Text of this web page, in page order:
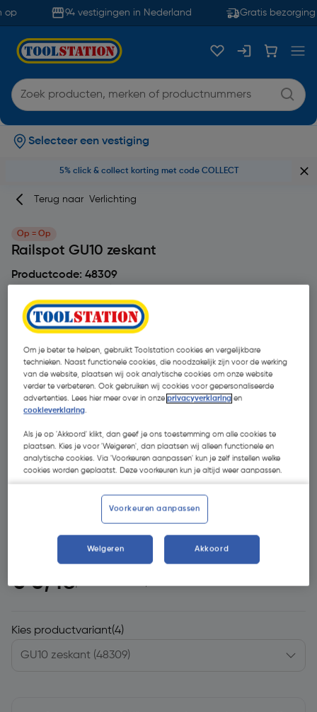
94 vestigingen in Nederland Gratis bezorging
Selecteer een vestiging
5% click & collect korting met code COLLECT
Terug naar Verlichting
Op = Op
Railspot GU10 zeskant
Productcode: 48309
- 31 %
€ 0,46
Kies productvariant(4)
Om je beter te helpen, gebruikt Toolstation cookies en vergelijkbare
technieken. Naast functionele cookies, die noodzakelijk zijn voor de werking
van de website, plaatsen wij ook analytische cookies om onze website
verder te verbeteren. Ook gebruiken wij cookies voor gepersonaliseerde
advertenties. Lees hier meer over in onzeprivacyverklaring en
cookieverklaring.
Als je op 'Akkoord' klikt, dan geef je ons toestemming om alle cookies te
plaatsen. Kies je voor 'Weigeren', dan plaatsen wij alleen functionele en
analytische cookies. Via 'Voorkeuren aanpassen' kun je zelf instellen welke
cookies worden geplaatst. Deze voorkeuren kun je altijd weer aanpassen.
Voorkeuren aanpassen
Weigeren Akkoord